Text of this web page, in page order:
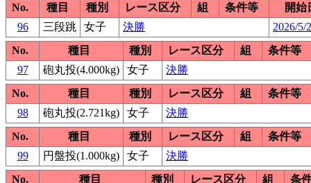
No.
種目 種別 レース区分 組 条件等
開始
96
三段跳 女子 決勝
2026/5/
No.
種目 種別 レース区分 組
条件等
97
砲丸投(4.000kg) 女子
決勝
No.
種目 種別 レース区分 組
条件等
98
砲丸投(2.721kg) 女子
決勝
No.
種目 種別 レース区分 組
条件等
99
円盤投(1.000kg) 女子
決勝
No.
種目 種別 レース区分 組
条